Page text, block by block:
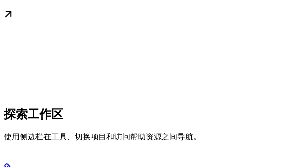
探索工作区
使用侧边栏在工具、切换项目和访问帮助资源之间导航。